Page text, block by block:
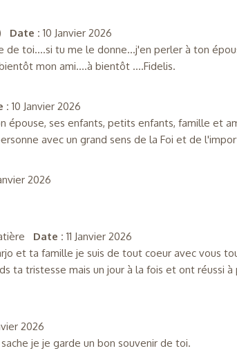
Date : 10 Janvier 2026
de toi....si tu me le donne...j'en perler à ton
mon ami....à bientôt ....Fidelis.
: 10 Janvier 2026
épouse, ses enfants, petits enfants, famille et
avec un grand sens de la Foi et de
2026
Date : 11 Janvier 2026
et ta famille je suis de tout coeur avec vous
ta tristesse mais un jour à la fois et ont réussi
2026
je je garde un bon souvenir de toi.